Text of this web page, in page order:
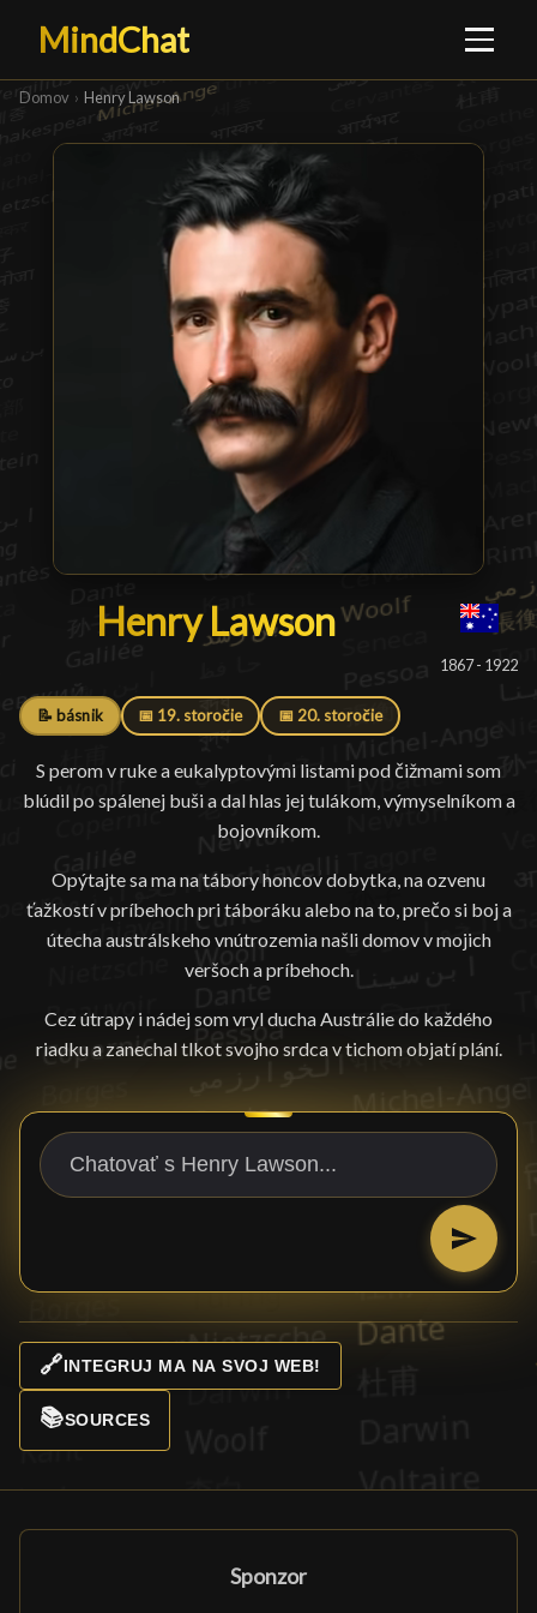
MindChat
Domov › Henry Lawson
Henry Lawson
Henry Lawson█
1867 - 1922
📝 básnik 📅 19. storočie 📅 20. storočie
S perom v ruke a eukalyptovými listami pod čižmami som
blúdil po spálenej buši a dal hlas jej tulákom, výmyselníkom a
bojovníkom.
Opýtajte sa ma na tábory honcov dobytka, na ozvenu
ťažkostí v príbehoch pri táboráku alebo na to, prečo si boj a
útecha austrálskeho vnútrozemia našli domov v mojich
veršoch a príbehoch.
Cez útrapy i nádej som vryl ducha Austrálie do každého
riadku a zanechal tlkot svojho srdca v tichom objatí plání.
🔗INTEGRUJ MA NA SVOJ WEB!
📚SOURCES
Sponzor